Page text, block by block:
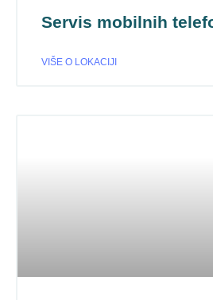
Servis mobilnih
VIŠE O LOKACIJI